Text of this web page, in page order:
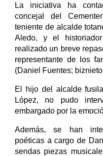
La iniciativa ha
concejal del
teniente de alcalde
Aledo, y el
realizado un breve
representante de los
(Daniel Fuentes;
El hijo del alcalde
López, no pudo
embargado por la
Además, se han
poéticas a cargo de
sendas piezas